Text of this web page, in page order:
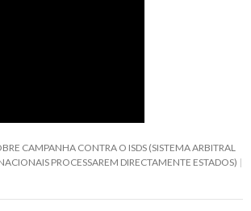
CAMPANHA CONTRA O ISDS (SISTEMA ARBITRAL
PROCESSAREM DIRECTAMENTE ESTADOS)